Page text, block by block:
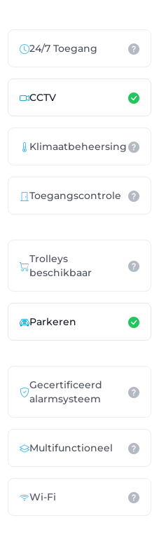
24/7 Toegang
CCTV
Klimaatbeheersing
Toegangscontrole
Trolleys
beschikbaar
Parkeren
Gecertificeerd
alarmsysteem
Multifunctioneel
Wi-Fi